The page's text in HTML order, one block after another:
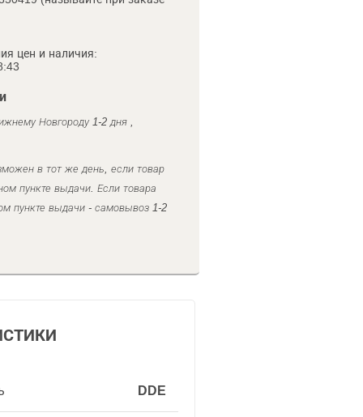
цен и наличия:
Новгороду 1-2 дня ,
в тот же день, если товар
пункте выдачи. Если товара
пункте выдачи - самовывоз 1-2
DDE